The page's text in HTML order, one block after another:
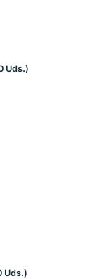
Uds.)
Uds.)